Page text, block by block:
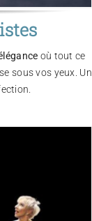
où tout ce
sous vos yeux. Un